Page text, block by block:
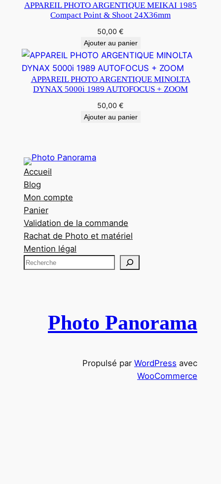
APPAREIL PHOTO ARGENTIQUE MEIKAI 1985
Compact Point & Shoot 24X36mm
50,00 €
Ajouter au panier
APPAREIL PHOTO ARGENTIQUE MINOLTA
DYNAX 5000i 1989 AUTOFOCUS + ZOOM
50,00 €
Ajouter au panier
Accueil
Blog
Mon compte
Panier
Validation de la commande
Rachat de Photo et matériel
Mention légal
R
Photo Panorama
Propulsé par WordPress avec
WooCommerce